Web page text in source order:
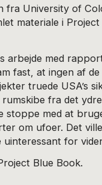
fra University of
materiale i
arbejde med
fast, at ingen af
truede USA’s
fra det
stoppe med at
om ufoer. Det
for
Blue Book.